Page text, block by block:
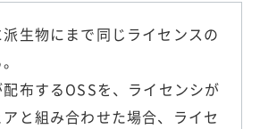
派生物にまで同じライセンスの
配布するOSSを、ライセンシが
と組み合わせた場合、ライセ